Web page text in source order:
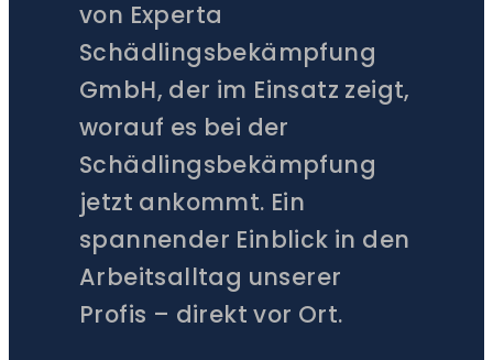
von Experta
Schädlingsbekämpfung
GmbH, der im Einsatz zeigt,
worauf es bei der
Schädlingsbekämpfung
jetzt ankommt. Ein
spannender Einblick in den
Arbeitsalltag unserer
Profis – direkt vor Ort.